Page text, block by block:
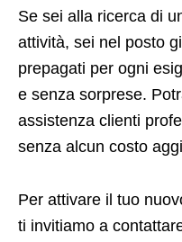
Se sei alla ricerca di
attività, sei nel posto
prepagati per ogni
e senza sorprese.
assistenza clienti
senza alcun costo
Per attivare il tuo
ti invitiamo a